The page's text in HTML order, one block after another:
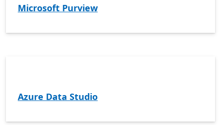
Microsoft Purview
Azure Data Studio